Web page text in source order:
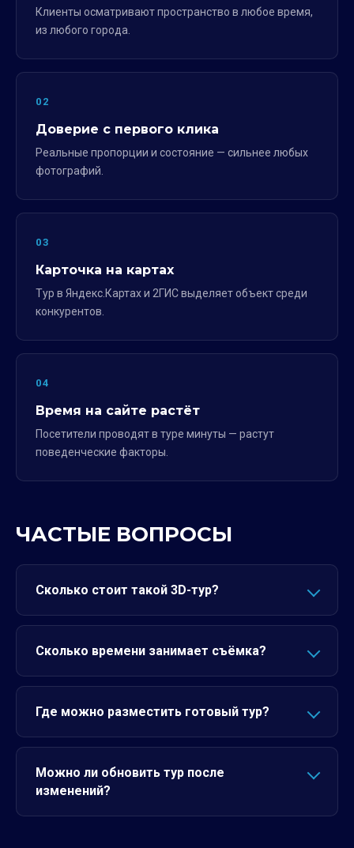
Клиенты осматривают пространство в любое время,
из любого города.
02
Доверие с первого клика
Реальные пропорции и состояние — сильнее любых
фотографий.
03
Карточка на картах
Тур в Яндекс.Картах и 2ГИС выделяет объект среди
конкурентов.
04
Время на сайте растёт
Посетители проводят в туре минуты — растут
поведенческие факторы.
ЧАСТЫЕ ВОПРОСЫ
Сколько стоит такой 3D-тур?
Сколько времени занимает съёмка?
Где можно разместить готовый тур?
Можно ли обновить тур после
изменений?